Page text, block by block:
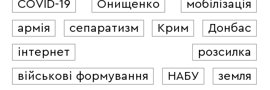
COVID-19
Онищенко
мобілізація
армія
сепаратизм Крим
Донбас
інтернет
розсилка
військові формування
НАБУ
земля